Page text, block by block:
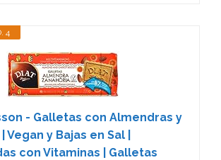
4
- Galletas con Almendras y
Vegan y Bajas en Sal |
con Vitaminas | Galletas